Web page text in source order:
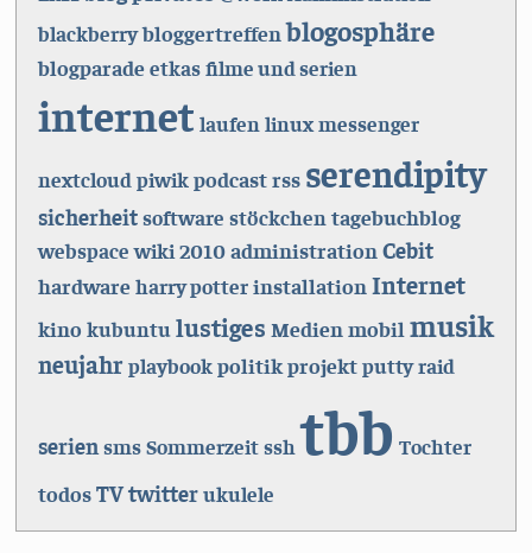
blackberrybloggertreffen blogosphäre
blogparadeetkasfilme und serien
internet laufen linuxmessenger
nextcloud piwikpodcastrss serendipity
sicherheitsoftware stöckchen tagebuchblog
webspace wiki 2010administration Cebit
hardwareharry potterinstallation Internet
kino kubuntulustiges Medien mobil musik
neujahrplaybookpolitikprojektputtyraid
seriensmsSommerzeitssh tbb Tochter
todosTVtwitterukulele